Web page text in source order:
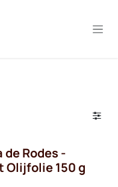
de Rodes -
Olijfolie 150 g